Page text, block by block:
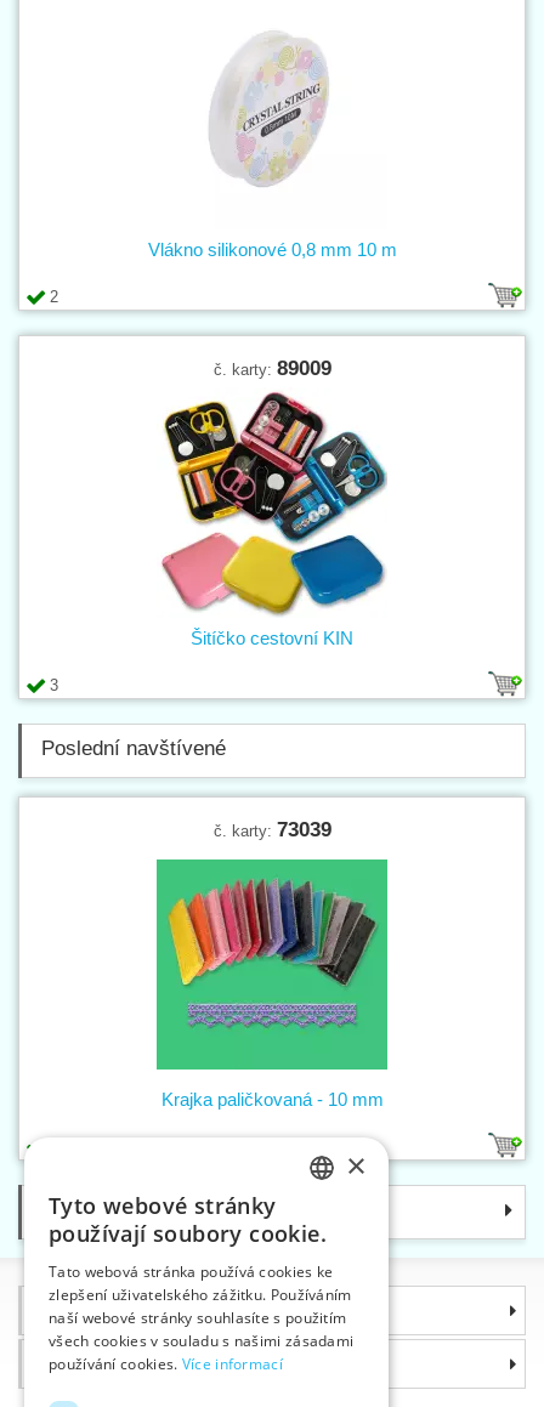
2
Vlákno silikonové 0,8 mm 10 m
č. karty: 89009
3
Šitíčko cestovní KIN
Poslední navštívené
č. karty: 73039
Krajka paličkovaná - 10 mm
Kategorie
Informace
Proč si zvolit právě nás
ENGLISH
GERMAN
×
Tyto webové stránky
používají soubory cookie.
Tato webová stránka používá cookies ke
zlepšení uživatelského zážitku. Používáním
naší webové stránky souhlasíte s použitím
všech cookies v souladu s našimi zásadami
používání cookies. Více informací